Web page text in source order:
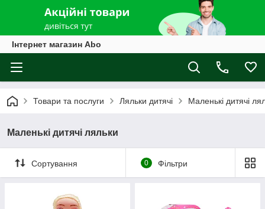
Інтернет магазин Abo
Товари та послуги Ляльки дитячі Маленькі дитячі
Маленькі дитячі ляльки
Сортування 0 Фільтри